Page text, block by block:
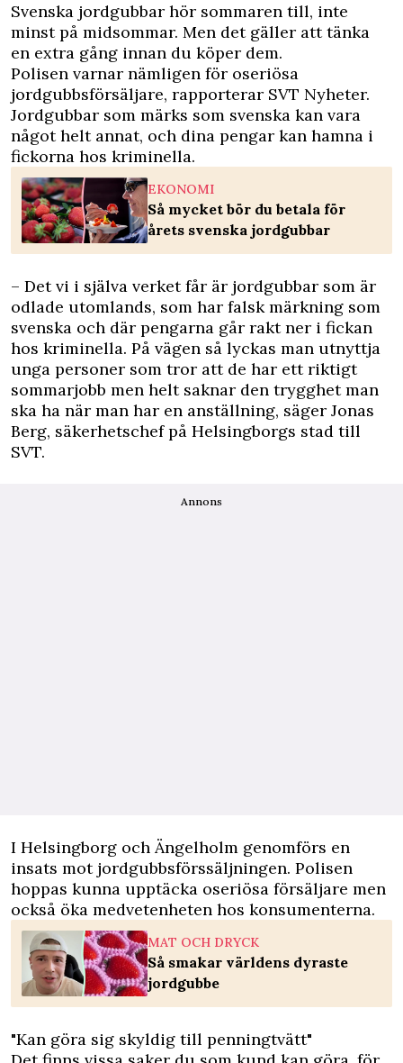
Svenska jordgubbar hör sommaren till, inte
minst på midsommar. Men det gäller att tänka
en extra gång innan du köper dem.
Polisen varnar nämligen för oseriösa
jordgubbsförsäljare, rapporterar SVT Nyheter.
Jordgubbar som märks som svenska kan vara
något helt annat, och dina pengar kan hamna i
fickorna hos kriminella.
EKONOMI
Så mycket bör du betala för
årets svenska jordgubbar
– Det vi i själva verket får är jordgubbar som är
odlade utomlands, som har falsk märkning som
svenska och där pengarna går rakt ner i fickan
hos kriminella. På vägen så lyckas man utnyttja
unga personer som tror att de har ett riktigt
sommarjobb men helt saknar den trygghet man
ska ha när man har en anställning, säger Jonas
Berg, säkerhetschef på Helsingborgs stad till
SVT.
Annons
I Helsingborg och Ängelholm genomförs en
insats mot jordgubbsförssäljningen. Polisen
hoppas kunna upptäcka oseriösa försäljare men
också öka medvetenheten hos konsumenterna.
MAT OCH DRYCK
Så smakar världens dyraste
jordgubbe
"Kan göra sig skyldig till penningtvätt"